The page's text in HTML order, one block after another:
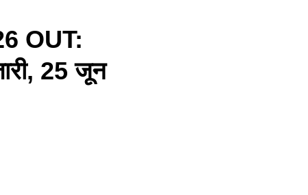
OUT:
25 जून